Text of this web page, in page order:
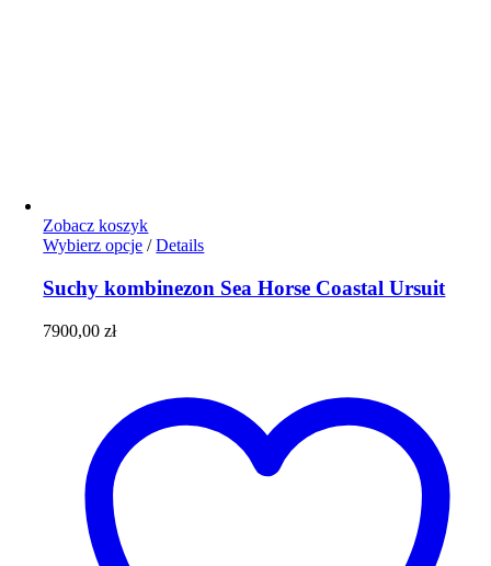
Zobacz koszyk
Wybierz opcje Ten
ma
wiele
na
stronie
produktu
/ Details
Suchy kombinezon Sea Horse Coastal Ursuit
7900,00zł